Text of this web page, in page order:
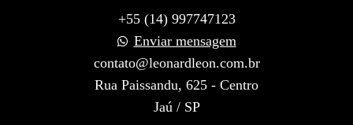
+55 (14) 997747123
Enviar mensagem
contato@leonardleon.com.br
Rua Paissandu, 625 - Centro
Jaú / SP